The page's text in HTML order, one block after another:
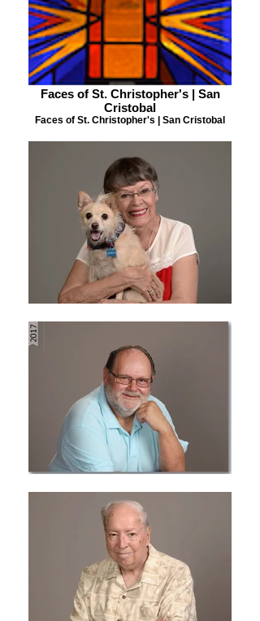
Faces of St. Christopher's | San
Cristobal
Faces of St. Christopher's | San Cristobal